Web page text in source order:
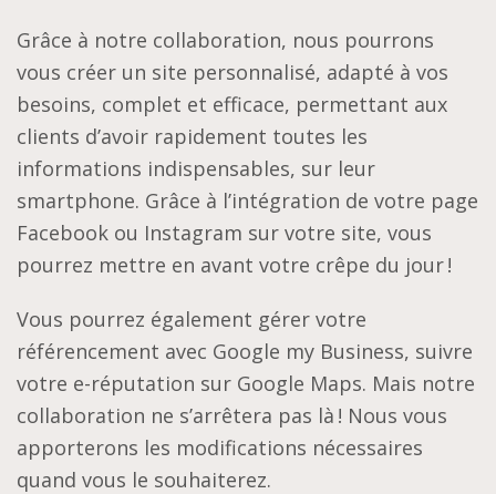
Grâce à notre collaboration, nous pourrons
vous créer un site personnalisé, adapté à vos
besoins, complet et efficace, permettant aux
clients d’avoir rapidement toutes les
informations indispensables, sur leur
smartphone. Grâce à l’intégration de votre page
Facebook ou Instagram sur votre site, vous
pourrez mettre en avant votre crêpe du jour !
Vous pourrez également gérer votre
référencement avec Google my Business, suivre
votre e-réputation sur Google Maps. Mais notre
collaboration ne s’arrêtera pas là ! Nous vous
apporterons les modifications nécessaires
quand vous le souhaiterez.